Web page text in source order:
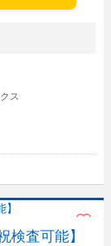
ス
検査可能】